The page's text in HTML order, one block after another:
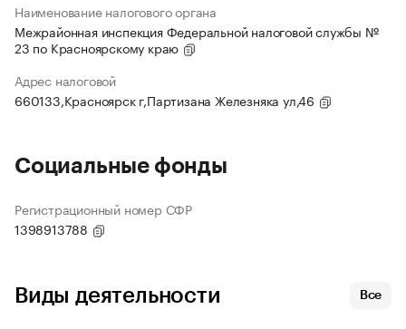
Наименование налогового органа
Межрайонная инспекция Федеральной налоговой службы №
23 по Красноярскому краю
Адрес налоговой
660133,Красноярск г,Партизана Железняка ул,46
Социальные фонды
Регистрационный номер СФР
1398913788
Виды деятельности Все